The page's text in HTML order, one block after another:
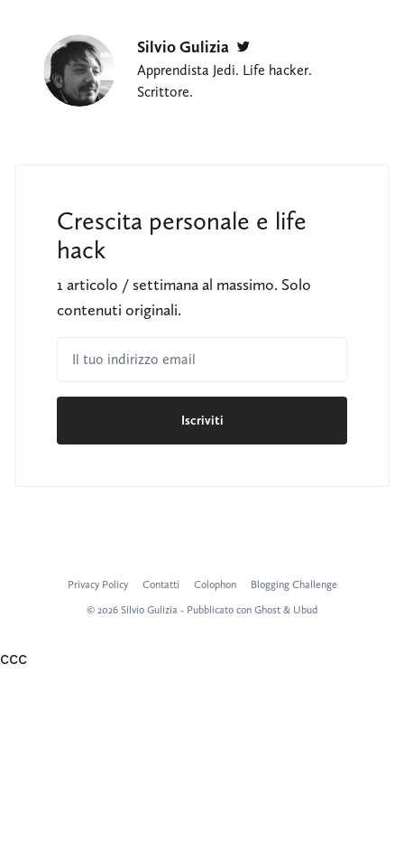
Silvio Gulizia
Apprendista Jedi. Life hacker.
Scrittore.
Crescita personale e life
hack
1 articolo / settimana al massimo. Solo
contenuti originali.
Il tuo indirizzo email
Iscriviti
Privacy Policy Contatti Colophon
Blogging Challenge
© 2026 Silvio Gulizia - Pubblicato con Ghost & Ubud
ссс